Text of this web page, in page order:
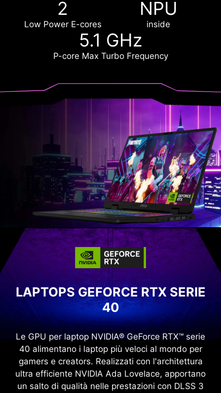
2
Low Power E-cores
NPU
inside
5.1 GHz
P-core Max Turbo Frequency
LAPTOPS GEFORCE RTX SERIE
40
Le GPU per laptop NVIDIA® GeForce RTX™ serie
40 alimentano i laptop più veloci al mondo per
gamers e creators. Realizzati con l'architettura
ultra efficiente NVIDIA Ada Lovelace, apportano
un salto di qualità nelle prestazioni con DLSS 3